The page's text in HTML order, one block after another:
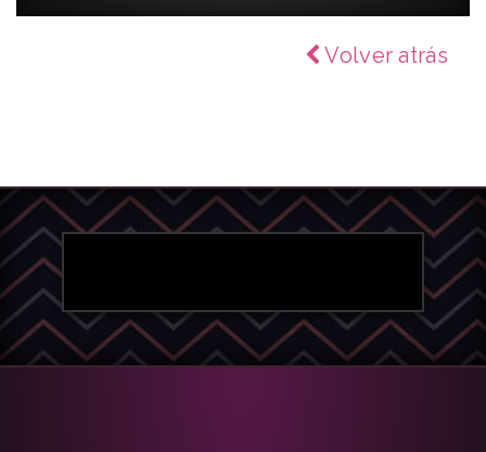
Volver atrás